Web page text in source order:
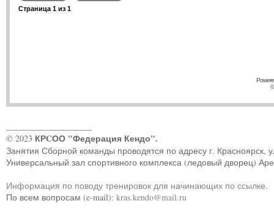
Страница 1 из 1
© 2023 КРCОО "Федерация Кендо".
Занятия Сборной команды проводятся по адресу г. Красноярск,
Универсальный зал спортивного комплекса (ледовый дворец)
Информация по поводу тренировок для начинающих по ссылке.
По всем вопросам (e-mail): kras.kendo@mail.ru